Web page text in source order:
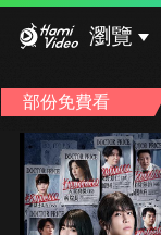
瀏覽
部份免費看